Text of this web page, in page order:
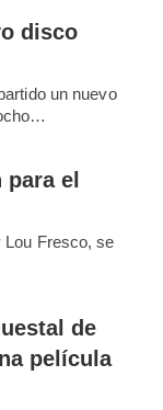
disco
un nuevo
el
Lou Fresco, se
de
película